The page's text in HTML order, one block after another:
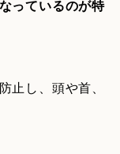
っているのが特
止し、頭や首、